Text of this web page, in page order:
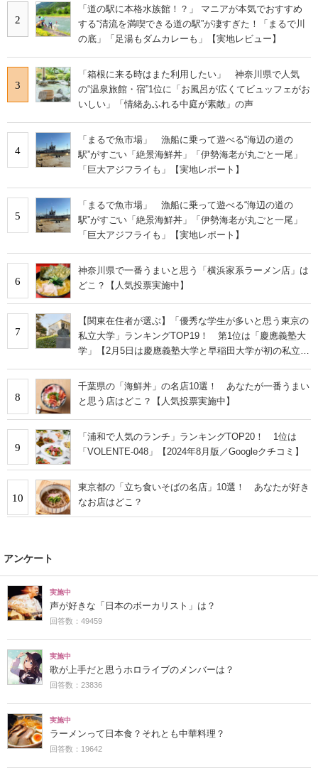
2
「道の駅に本格水族館！？」 マニアが本気でおすすめ
する“清流を満喫できる道の駅”が凄すぎた！「まるで川
の底」「足湯もダムカレーも」【実地レビュー】
3
「箱根に来る時はまた利用したい」 神奈川県で人気
の“温泉旅館・宿”1位に「お風呂が広くてビュッフェがお
いしい」「情緒あふれる中庭が素敵」の声
4
「まるで魚市場」 漁船に乗って遊べる“海辺の道の
駅”がすごい「絶景海鮮丼」「伊勢海老が丸ごと一尾」
「巨大アジフライも」【実地レポート】
5
「まるで魚市場」 漁船に乗って遊べる“海辺の道の
駅”がすごい「絶景海鮮丼」「伊勢海老が丸ごと一尾」
「巨大アジフライも」【実地レポート】
6
神奈川県で一番うまいと思う「横浜家系ラーメン店」は
どこ？【人気投票実施中】
7
【関東在住者が選ぶ】「優秀な学生が多いと思う東京の
私立大学」ランキングTOP19！ 第1位は「慶應義塾大
学」【2月5日は慶應義塾大学と早稲田大学が初の私立大
8
千葉県の「海鮮丼」の名店10選！ あなたが一番うまい
と思う店はどこ？【人気投票実施中】
9
「浦和で人気のランチ」ランキングTOP20！ 1位は
「VOLENTE-048」【2024年8月版／Googleクチコミ】
10
東京都の「立ち食いそばの名店」10選！ あなたが好き
なお店はどこ？
アンケート
実施中
声が好きな「日本のボーカリスト」は？
回答数：49459
実施中
歌が上手だと思うホロライブのメンバーは？
回答数：23836
実施中
ラーメンって日本食？それとも中華料理？
回答数：19642